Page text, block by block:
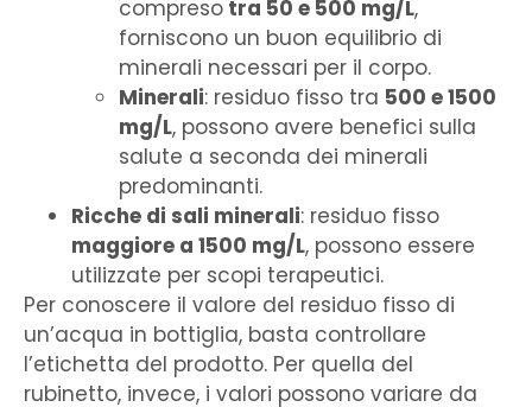
compreso tra 50 e 500 mg/L,
forniscono un buon equilibrio di
minerali necessari per il corpo.
Minerali: residuo fisso tra 500 e 1500
mg/L, possono avere benefici sulla
salute a seconda dei minerali
predominanti.
Ricche di sali minerali: residuo fisso
maggiore a 1500 mg/L, possono essere
utilizzate per scopi terapeutici.
Per conoscere il valore del residuo fisso di
un’acqua in bottiglia, basta controllare
l’etichetta del prodotto. Per quella del
rubinetto, invece, i valori possono variare da